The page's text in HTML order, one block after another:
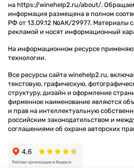
на https://winehelp2.ru/about/.
информация размещена в полном
РФ от 13.09.12 №АК/29977. Материалы
рекламой и носят информационный
На информационном ресурсе
технологии.
Все ресурсы сайта winehelp2.ru,
текстовую, графическую,
структуру, дизайн и оформление
фирменное наименование являются
и прав на интеллектуальную
российским законодательством и
соглашениями об охране авторских